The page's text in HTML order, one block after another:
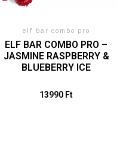
elf bar combo pro
ELF BAR COMBO PRO –
JASMINE RASPBERRY &
BLUEBERRY ICE
13990 Ft